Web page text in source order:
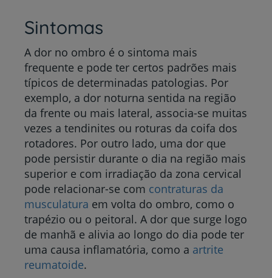
Sintomas
A dor no ombro é o sintoma mais
frequente e pode ter certos padrões mais
típicos de determinadas patologias. Por
exemplo, a dor noturna sentida na região
da frente ou mais lateral, associa-se muitas
vezes a tendinites ou roturas da coifa dos
rotadores. Por outro lado, uma dor que
pode persistir durante o dia na região mais
superior e com irradiação da zona cervical
pode relacionar-se com contraturas da
musculatura em volta do ombro, como o
trapézio ou o peitoral. A dor que surge logo
de manhã e alivia ao longo do dia pode ter
uma causa inflamatória, como a artrite
reumatoide.